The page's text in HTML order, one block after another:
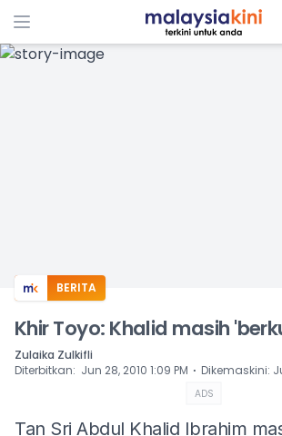
ADS
BERITA
Khir Toyo: Khalid masih
Zulaika Zulkifli
Diterbitkan: Jun 28, 2010 1:09 PM ⋅ Dikemaskini:
ADS
Tan Sri Abdul Khalid Ibrahim